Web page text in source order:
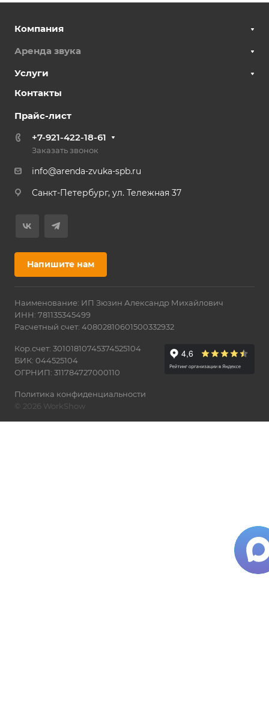
Компания
Аренда звука
Услуги
Контакты
Прайс-лист
+7-921-422-18-61
Заказать звонок
info@arenda-zvuka-spb.ru
Санкт-Петербург, ул. Тележная 37
Напишите нам
Наименование: ИП Зюзин Александр Михайлович
ИНН: 781135345499
Расчетный счет: 40802810601500332932
Кор.счет: 30101810745374525104
БИК: 044525104
ОГРНИП: 311784727000110
Политика конфиденциальности
© 2026 WorkShow